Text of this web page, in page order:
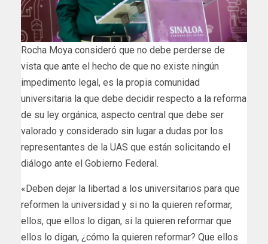
Rocha Moya consideró que no debe perderse de
vista que ante el hecho de que no existe ningún
impedimento legal, es la propia comunidad
universitaria la que debe decidir respecto a la reforma
de su ley orgánica, aspecto central que debe ser
valorado y considerado sin lugar a dudas por los
representantes de la UAS que están solicitando el
diálogo ante el Gobierno Federal.
«Deben dejar la libertad a los universitarios para que
reformen la universidad y si no la quieren reformar,
ellos, que ellos lo digan, si la quieren reformar que
ellos lo digan, ¿cómo la quieren reformar? Que ellos